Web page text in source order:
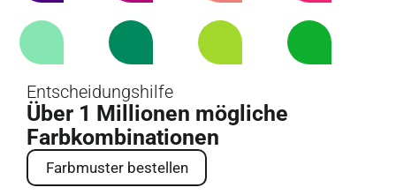
Entscheidungshilfe
Über 1 Millionen mögliche
Farbkombinationen
Farbmuster bestellen